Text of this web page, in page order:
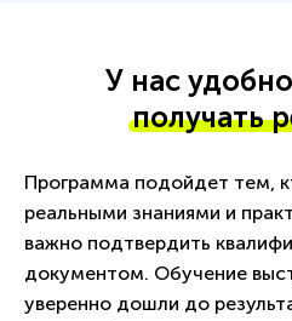
У нас
получать
Программа подойдет тем,
реальными знаниями и
важно подтвердить
документом. Обучение
уверенно дошли до